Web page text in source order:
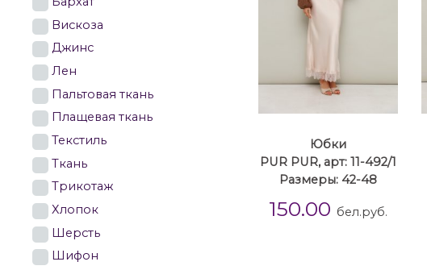
Юбки
PUR PUR, арт: 11-492/1
Размеры: 42-48
150.00 бел.руб.
Вискоза
Джинс
Лен
Пальтовая ткань
Плащевая ткань
Текстиль
Ткань
Трикотаж
Хлопок
Шерсть
Шифон